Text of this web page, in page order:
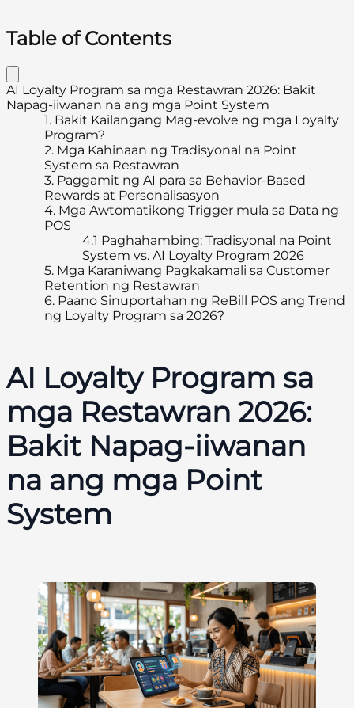
Table of Contents
AI Loyalty Program sa mga Restawran 2026: Bakit
Napag-iiwanan na ang mga Point System
1. Bakit Kailangang Mag-evolve ng mga Loyalty
Program?
2. Mga Kahinaan ng Tradisyonal na Point
System sa Restawran
3. Paggamit ng AI para sa Behavior-Based
Rewards at Personalisasyon
4. Mga Awtomatikong Trigger mula sa Data ng
POS
4.1 Paghahambing: Tradisyonal na Point
System vs. AI Loyalty Program 2026
5. Mga Karaniwang Pagkakamali sa Customer
Retention ng Restawran
6. Paano Sinuportahan ng ReBill POS ang Trend
ng Loyalty Program sa 2026?
AI Loyalty Program sa
mga Restawran 2026:
Bakit Napag-iiwanan
na ang mga Point
System